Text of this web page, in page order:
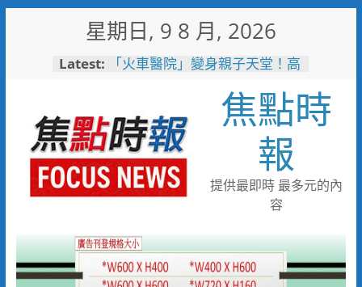
星期日, 9 8 月, 2026
Latest:
「火車醫院」變身親子天堂！高
岡山警民聯手暖助八旬嬤 「人
情味GPS」10分鐘找回返家路
跨國並肩彩排激盪爵士新火花
展現台中市爵士人才培育成果
跨域整合守護全家！鳳山醫院結
合閱讀行動與健康宣導慶父親節
臺鐵高雄機廠變身全台最大免費
樂園 陳其邁:保存百年產業記
焦點時
報
提供最即時 最多元的內
容